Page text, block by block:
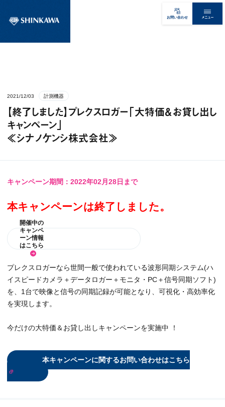
お問い合わせ メニュー
2021/12/03 計測機器
【終了しました】プレクスロガー「大特価＆お貸し出し
キャンペーン」​
≪シナノケンシ株式会社≫
キャンペーン期間：2022年02月28日まで
本キャンペーンは終了しました。
開催中の
キャンペ
ーン情報
はこちら
プレクスロガーなら世間一般で使われている波形同期システム(ハ
イスピードカメラ＋データロガー＋モニタ・PC＋信号同期ソフト)
を、1台で映像と信号の同期記録が可能となり、可視化・高効率化
を実現します。
今だけの大特価＆お貸し出しキャンペーンを実施中 ！
本キャンペーンに関するお問い合わせはこちら